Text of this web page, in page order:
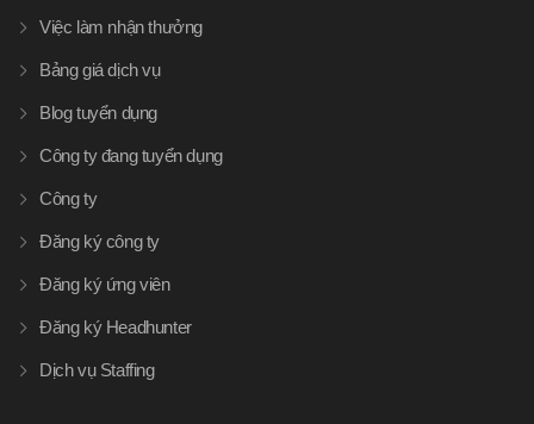
Việc làm nhận thưởng
Bảng giá dịch vụ
Blog tuyển dụng
Công ty đang tuyển dụng
Công ty
Đăng ký công ty
Đăng ký ứng viên
Đăng ký Headhunter
Dịch vụ Staffing